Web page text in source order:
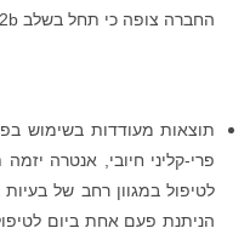
החברה צופה כי תחל בשלב 2b של הניסויים לטיפול ב-HypoPT בשנת 2022.